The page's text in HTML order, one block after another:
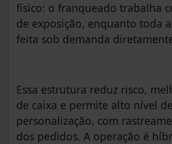
físico: o franqueado trabalha
de exposição, enquanto toda
feita sob demanda
Essa estrutura reduz risco,
de caixa e permite alto nível de
personalização, com
dos pedidos. A operação é